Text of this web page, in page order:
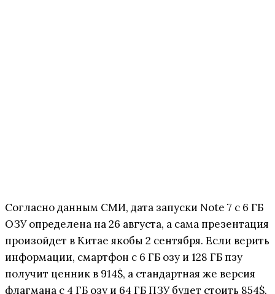
Согласно данным СМИ, дата запуски Note 7 с 6 ГБ
ОЗУ определена на 26 августа, а сама презентация
произойдет в Китае якобы 2 сентября. Если верить
информации, смартфон с 6 ГБ озу и 128 ГБ пзу
получит ценник в 914$, а стандартная же версия
флагмана с 4 ГБ озу и 64 ГБ ПЗУ будет стоить 854$.